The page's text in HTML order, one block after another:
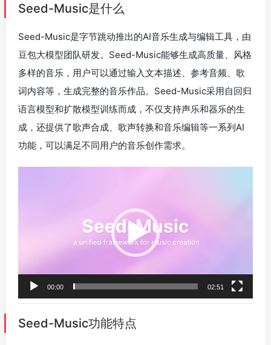
Seed-Music是什么
Seed-Music是字节跳动推出的AI音乐生成与编辑工具，由
豆包大模型团队研发。Seed-Music能够生成高质量、风格
多样的音乐，用户可以通过输入文本描述、参考音频、歌
词内容等，生成完整的音乐作品。Seed-Music采用自回归
语言模型和扩散模型训练而成，不仅支持声乐和器乐的生
成，还提供了歌声合成、歌声转换和音乐编辑等一系列AI
功能，可以满足不同用户的音乐创作需求。
00:00 02:51
Seed-Music功能特点